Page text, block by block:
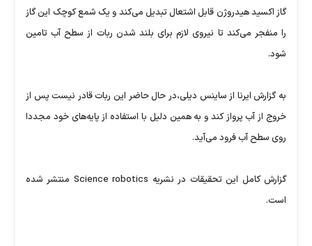
گاز اکسید هیدروژن قابل اشتعال تبدیل می‌کند و یک شمع کوچک این گاز
را منفجر می‌کند تا نیروی لازم برای بلند شدن ربات از سطح آب تامین
شود.
به گزارش ایرنا از ساینس دیلی،‌در حال حاضر این ربات قادر نیست پس از
خروج از آب پرواز کند و به همین دلیل با استفاده از پایه‌های خود مجددا
روی سطح آب فرود می‌آید.
گزارش کامل این تحقیقات در نشریه Science robotics منتشر شده
است.